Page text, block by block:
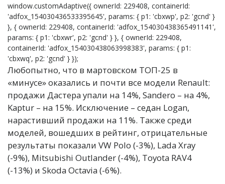
window.customAdaptive({ ownerId: 229408, containerId:
'adfox_154030436533395645', params: { p1: 'cbxwp', p2: 'gcnd' }
}, { ownerId: 229408, containerId: 'adfox_154030438365491141',
params: { p1: 'cbxwr', p2: 'gcnd' } }, { ownerId: 229408,
containerId: 'adfox_154030438063998383', params: { p1:
'cbxwq', p2: 'gcnd' } });
Любопытно, что в мартовском ТОП-25 в
«минусе» оказались и почти все модели Renault:
продажи Дастера упали на 14%, Sandero – на 4%,
Kaptur – на 15%. Исключение – седан Logan,
нарастивший продажи на 11%. Также среди
моделей, вошедших в рейтинг, отрицательные
результаты показали VW Polo (-3%), Lada Xray
(-9%), Mitsubishi Outlander (-4%), Toyota RAV4
(-13%) и Skoda Octavia (-6%).